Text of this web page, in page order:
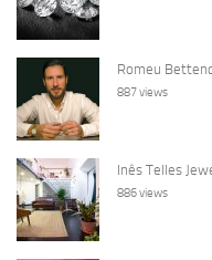
Romeu
887 views
Inês Telles
886 views